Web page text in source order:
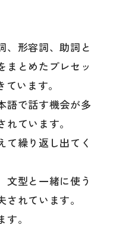
、形容詞、助詞と
まとめたプレセッ
います。
語で話す機会が多
ています。
て繰り返し出てく
文型と一緒に使う
れています。
。